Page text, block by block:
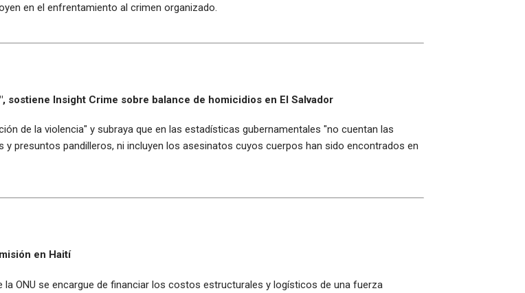
en el enfrentamiento al crimen organizado.
Insight Crime sobre balance de homicidios en El Salvador
de la violencia" y subraya que en las estadísticas gubernamentales "no cuentan las
presuntos pandilleros, ni incluyen los asesinatos cuyos cuerpos han sido encontrados en
en Haití
la ONU se encargue de financiar los costos estructurales y logísticos de una fuerza